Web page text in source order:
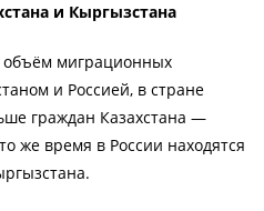
и Кыргызстана
миграционных
и Россией, в стране
граждан Казахстана —
же время в России находятся